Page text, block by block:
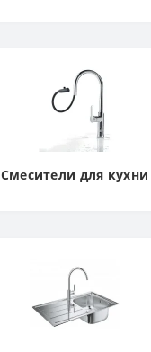
Смесители для кухни